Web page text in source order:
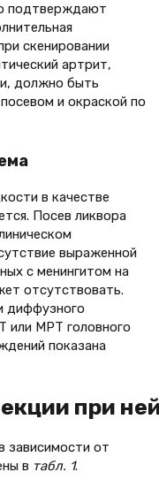
подтверждают
скенировании
артрит,
должно быть
и окраской по
в качестве
Посев ликвора
выраженной
с менингитом на
отсутствовать.
диффузного
или МРТ головного
показана
при
зависимости от
в табл. 1.